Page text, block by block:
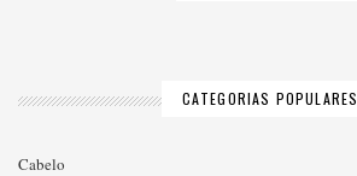
CATEGORIAS POPULARES
Cabelo